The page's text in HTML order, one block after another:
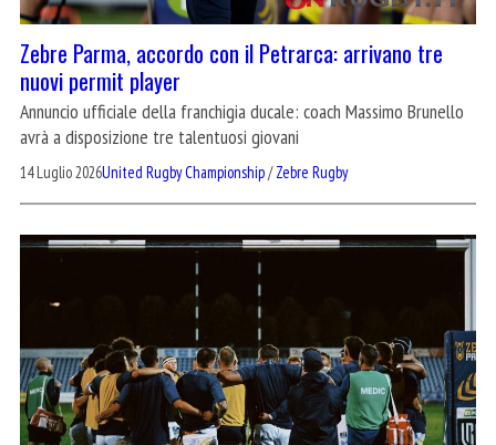
Zebre Parma, accordo con il Petrarca: arrivano tre
nuovi permit player
Annuncio ufficiale della franchigia ducale: coach Massimo Brunello
avrà a disposizione tre talentuosi giovani
14 Luglio 2026United Rugby Championship/Zebre Rugby